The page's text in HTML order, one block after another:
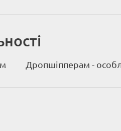
Дропшіпперам -